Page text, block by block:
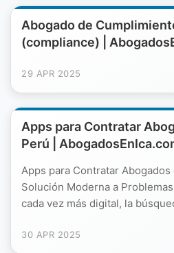
Abogado de
(compliance) |
29 APR 2025
Apps para Contratar
Perú |
Apps para Contratar
Solución Moderna a
cada vez más digital, la
30 APR 2025